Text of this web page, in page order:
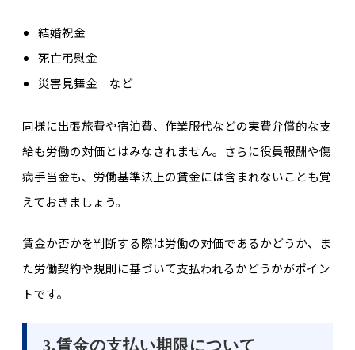
結婚祝金
死亡弔慰金
災害見舞金 など
同様に出張旅費や宿泊費、作業服代などの実費弁償的な支
給も労働の対価とはみなされません。さらに役員報酬や傷
病手当金も、労働基準法上の賃金には含まれないことも覚
えておきましょう。
賃金か否かを判断する際は労働の対価であるかどうか、ま
た労働契約や規則に基づいて支払われるかどうかがポイン
トです。
3.賃金の支払い期限について